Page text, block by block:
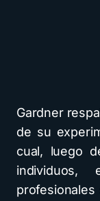
Gardner
de su
cual, luego
individuos,